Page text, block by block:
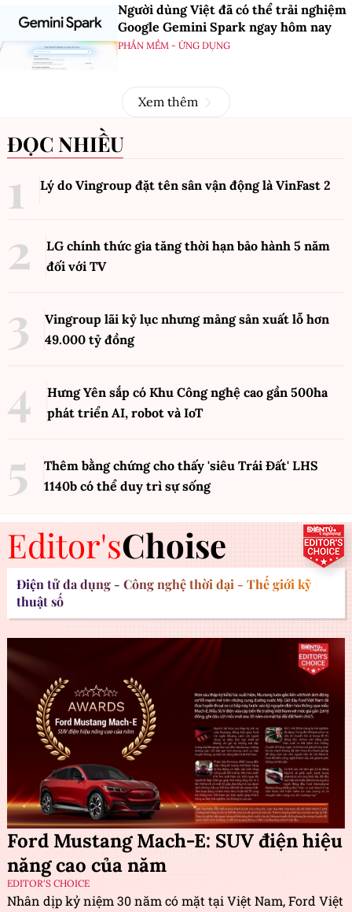
Người dùng Việt đã có thể trải nghiệm
Google Gemini Spark ngay hôm nay
PHẦN MỀM - ỨNG DỤNG
Xem thêm
ĐỌC NHIỀU
Lý do Vingroup đặt tên sân vận động là VinFast 2
LG chính thức gia tăng thời hạn bảo hành 5 năm
đối với TV
Vingroup lãi kỷ lục nhưng mảng sản xuất lỗ hơn
49.000 tỷ đồng
Hưng Yên sắp có Khu Công nghệ cao gần 500ha
phát triển AI, robot và IoT
Thêm bằng chứng cho thấy 'siêu Trái Đất' LHS
1140b có thể duy trì sự sống
Editor'sChoise
Điện tử đa dụng - Công nghệ thời đại - Thế giới kỹ
thuật số
Ford Mustang Mach-E: SUV điện hiệu
năng cao của năm
EDITOR'S CHOICE
Nhân dịp kỷ niệm 30 năm có mặt tại Việt Nam, Ford Việt